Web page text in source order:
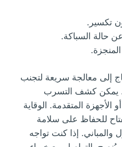
تكسير.
حالة السباكة.
إلى معالجة سريعة لتجنب
يمكن كشف التسرب
الأجهزة المتقدمة. الوقاية
للحفاظ على سلامة
والمباني. إذا كنت تواجه